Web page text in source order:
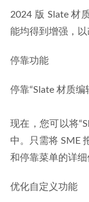
2024 版 Slate 材
能均得到增强，以
停靠功能
停靠“Slate 材质编
现在，您可以将
中。只需将 SME
和停靠菜单的详细
优化自定义功能